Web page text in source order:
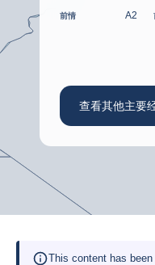
前情 A2
查看其他主要
This content has